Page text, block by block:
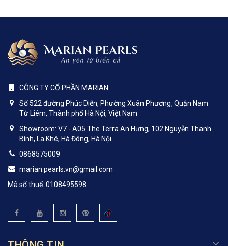
CÔNG TY CỔ PHẦN MARIAN
Số 522 đường Phúc Diễn, Phường Xuân Phương, Quận Nam
Từ Liêm, Thành phố Hà Nội, Việt Nam
Showroom: V7 - A05 The Terra An Hưng, 102 Nguyễn Thanh
Bình, La Khê, Hà Đông, Hà Nội
0868575009
marian.pearls.vn@gmail.com
Mã số thuế: 0108495598